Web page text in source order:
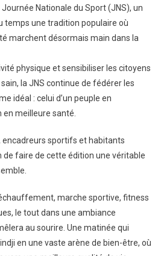
Nationale du Sport (JNS), un
temps une tradition populaire où
marchent désormais main dans la
physique et sensibiliser les citoyens
la JNS continue de fédérer les
idéal : celui d’un peuple en
meilleure santé.
encadreurs sportifs et habitants
faire de cette édition une véritable
marche sportive, fitness
le tout dans une ambiance
au sourire. Une matinée qui
en une vaste arène de bien-être, où